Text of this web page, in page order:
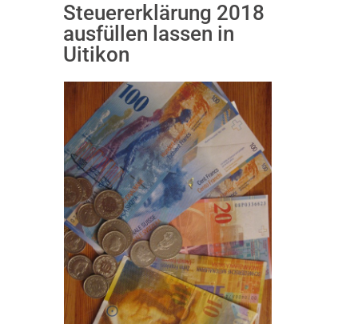
Steuererklärung 2018
ausfüllen lassen in
Uitikon